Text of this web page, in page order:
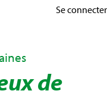
Se connecter
de